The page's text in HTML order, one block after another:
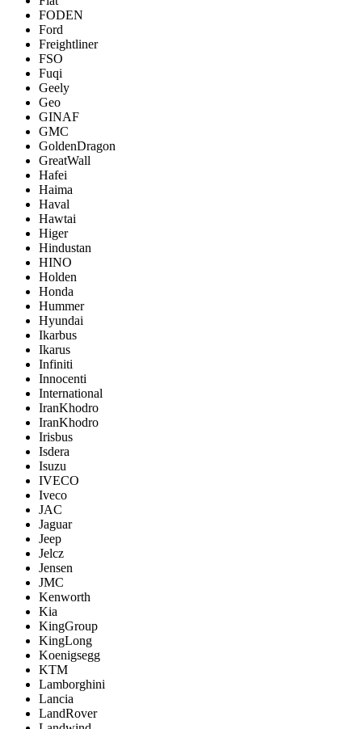
FODEN
Ford
Freightliner
FSO
Fuqi
Geely
Geo
GINAF
GMC
GoldenDragon
GreatWall
Hafei
Haima
Haval
Hawtai
Higer
Hindustan
HINO
Holden
Honda
Hummer
Hyundai
Ikarbus
Ikarus
Infiniti
Innocenti
International
IranKhodro
IranKhodro
Irisbus
Isdera
Isuzu
IVECO
Iveco
JAC
Jaguar
Jeep
Jelcz
Jensen
JMC
Kenworth
Kia
KingGroup
KingLong
Koenigsegg
KTM
Lamborghini
Lancia
LandRover